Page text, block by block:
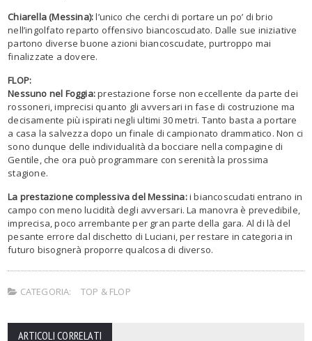
Chiarella (Messina):l’unico che cerchi di portare un po’ di brio
nell’ingolfato reparto offensivo biancoscudato. Dalle sue iniziative
partono diverse buone azioni biancoscudate, purtroppo mai
finalizzate a dovere.
FLOP:
Nessuno nel Foggia:prestazione forse non eccellente da parte dei
rossoneri, imprecisi quanto gli avversari in fase di costruzione ma
decisamente più ispirati negli ultimi 30 metri. Tanto basta a portare
a casa la salvezza dopo un finale di campionato drammatico. Non ci
sono dunque delle individualità da bocciare nella compagine di
Gentile, che ora può programmare con serenità la prossima
stagione.
La prestazione complessiva del Messina:i biancoscudati entrano in
campo con meno lucidità degli avversari. La manovra è prevedibile,
imprecisa, poco arrembante per gran parte della gara. Al di là del
pesante errore dal dischetto di Luciani, per restare in categoria in
futuro bisognerà proporre qualcosa di diverso.
CATEGORIA: TOP & FLOP
ARTICOLI CORRELATI